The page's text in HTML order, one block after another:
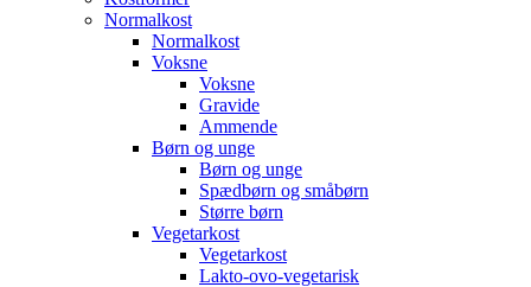
Normalkost
Normalkost
Voksne
Voksne
Gravide
Ammende
Børn og unge
Børn og unge
Spædbørn og småbørn
Større børn
Vegetarkost
Vegetarkost
Lakto-ovo-vegetarisk